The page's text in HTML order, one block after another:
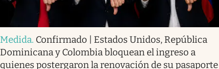
Medida. Confirmado | Estados Unidos, República
Dominicana y Colombia bloquean el ingreso a
quienes postergaron la renovación de su pasaporte